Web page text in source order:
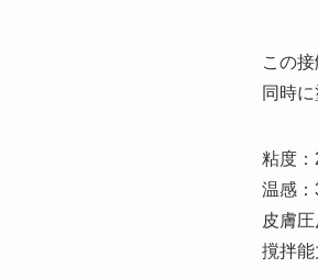
この
同時
粘度：
温感
皮膚
撹拌